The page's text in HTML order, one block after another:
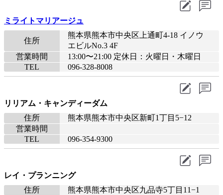
ミライトマリアージュ
住所
熊本県熊本市中央区上通町4-18 イノウ
エビルNo.3 4F
営業時間
13:00〜21:00 定休日：火曜日・木曜日
TEL
096-328-8008
リリアム・キャンディーダム
住所
熊本県熊本市中央区新町1丁目5−12
営業時間
TEL
096-354-9300
レイ・プランニング
住所
熊本県熊本市中央区九品寺5丁目11−1